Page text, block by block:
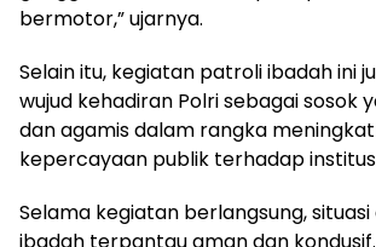
bermotor,” ujarnya.
Selain itu, kegiatan patroli ibadah ini
wujud kehadiran Polri sebagai sosok
dan agamis dalam rangka
kepercayaan publik terhadap
Selama kegiatan berlangsung,
ibadah terpantau aman dan